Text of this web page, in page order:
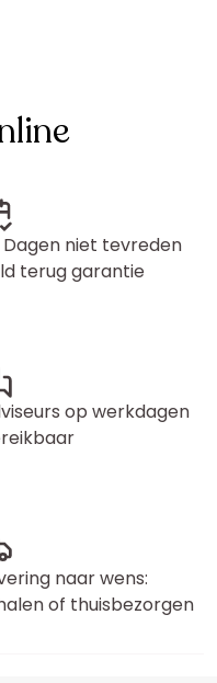
Dagen niet tevreden
terug garantie
op werkdagen
naar wens:
of thuisbezorgen